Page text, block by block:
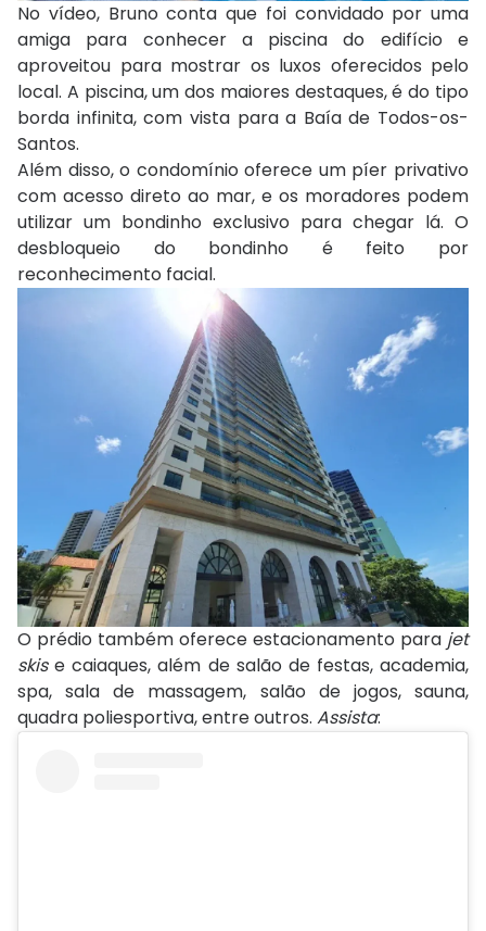
No vídeo, Bruno conta que foi convidado por uma
amiga para conhecer a piscina do edifício e
aproveitou para mostrar os luxos oferecidos pelo
local. A piscina, um dos maiores destaques, é do tipo
borda infinita, com vista para a Baía de Todos-os-
Santos.
Além disso, o condomínio oferece um píer privativo
com acesso direto ao mar, e os moradores podem
utilizar um bondinho exclusivo para chegar lá. O
desbloqueio do bondinho é feito por
reconhecimento facial.
O prédio também oferece estacionamento para jet
skise caiaques, além de salão de festas, academia,
spa, sala de massagem, salão de jogos, sauna,
quadra poliesportiva, entre outros. Assista: